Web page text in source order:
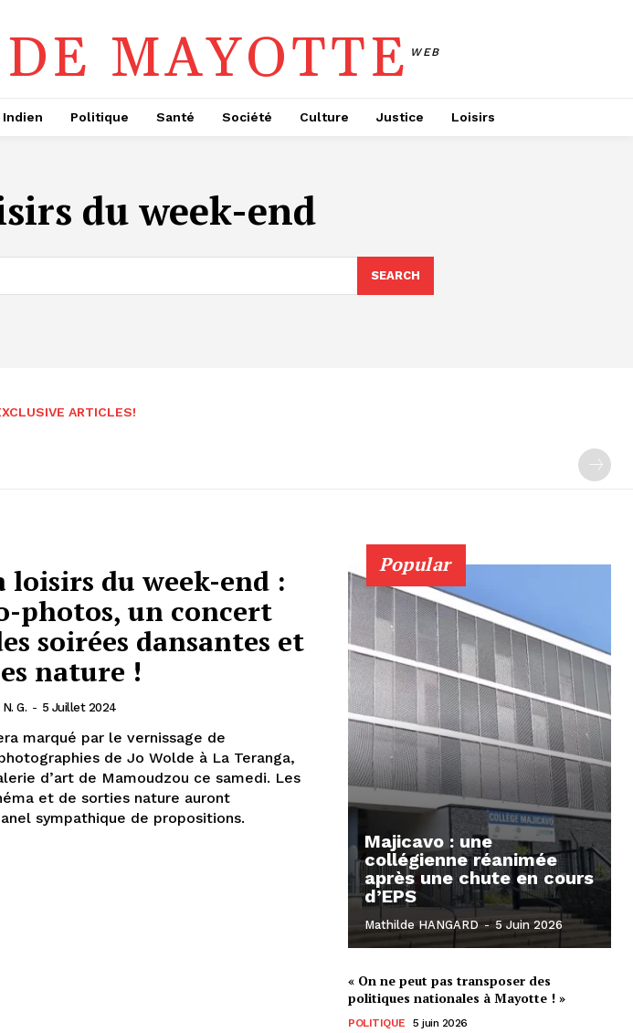
MAYOTTE WEB
Indien Politique Santé Société Culture Justice Loisirs
du week-end
SEARCH
ARTICLES!
loisirs du week-end :
photos, un concert
soirées dansantes et
nature !
N. G. - 5 Juillet 2024
marqué par le vernissage de
de Jo Wolde à La Teranga,
d’art de Mamoudzou ce samedi. Les
et de sorties nature auront
sympathique de propositions.
Popular
Majicavo : une
collégienne réanimée
après une chute en cours
d’EPS
Mathilde HANGARD - 5 Juin 2026
« On ne peut pas transposer des
politiques nationales à Mayotte ! »
POLITIQUE 5 juin 2026